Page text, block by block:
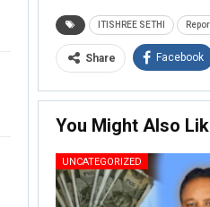
ITISHREE SETHI
Share Facebook
You Might Also
UNCATEGORIZED